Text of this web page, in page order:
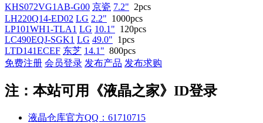
KHS072VG1AB-G00 京瓷 7.2" 2pcs
LH220Q14-ED02 LG 2.2" 1000pcs
LP101WH1-TLA1 LG 10.1" 120pcs
LC490EQJ-SGK1 LG 49.0" 1pcs
LTD141ECEF 东芝 14.1" 800pcs
免费注册 会员登录 发布产品 发布求购
注：本站可用《液晶之家》ID登录
液晶仓库官方QQ：61710715